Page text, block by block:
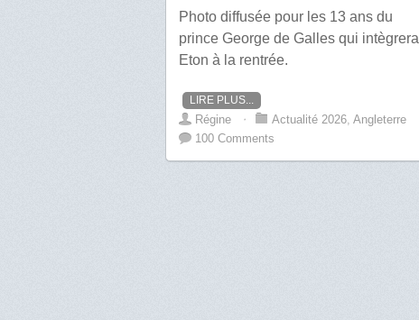
Photo diffusée pour les 13 ans du
prince George de Galles qui intègrera
Eton à la rentrée.
LIRE PLUS...
Régine ⋅ Actualité 2026, Angleterre
100 Comments